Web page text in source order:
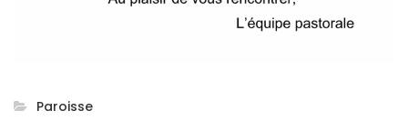
Paroisse